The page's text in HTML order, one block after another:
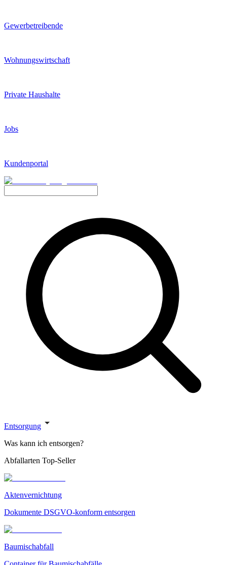
Gewerbetreibende
Wohnungswirtschaft
Private Haushalte
Jobs
Kundenportal
Entsorgung
Was kann ich entsorgen?
Abfallarten Top-Seller
Aktenvernichtung
Dokumente DSGVO-konform entsorgen
Baumischabfall